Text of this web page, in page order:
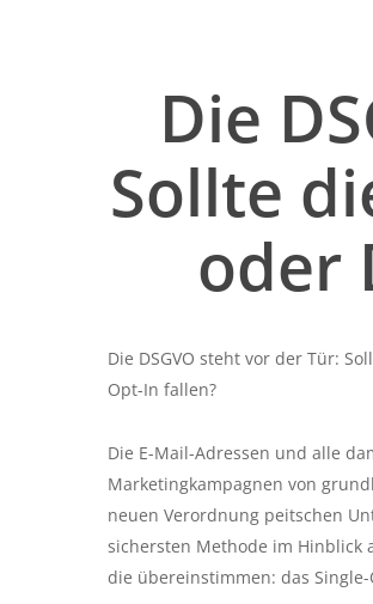
Die
Sollte
oder
Die DSGVO steht vor der Tür:
Opt-In fallen?
Die E-Mail-Adressen und alle
Marketingkampagnen von
neuen Verordnung peitschen
sichersten Methode im Hinblick
die übereinstimmen: das